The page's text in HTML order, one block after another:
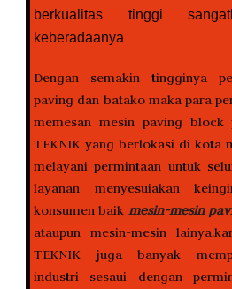
berkualitas tinggi
keberadaanya
Dengan semakin tingginya
paving dan batako maka para
memesan mesin paving block
TEKNIK yang berlokasi di kota
melayani permintaan untuk
layanan menyesuiakan
konsumen baik mesin-mesin
ataupun mesin-mesin
TEKNIK juga banyak
industri sesaui dengan